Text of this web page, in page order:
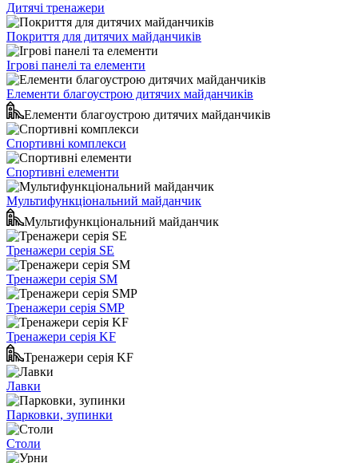
Дитячі тренажери
Покриття для дитячих майданчиків
Ігрові панелі та елементи
Елементи благоустрою дитячих майданчиків
Елементи благоустрою дитячих майданчиків
Спортивні комплекси
Спортивні елементи
Мультифункціональний майданчик
Мультифункціональний майданчик
Тренажери серія SE
Тренажери серія SM
Тренажери серія SMP
Тренажери серія KF
Тренажери серія KF
Лавки
Парковки, зупинки
Столи